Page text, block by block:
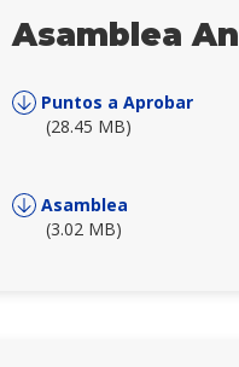
Asamblea
Puntos a Aprobar
(28.45 MB)
Asamblea
(3.02 MB)